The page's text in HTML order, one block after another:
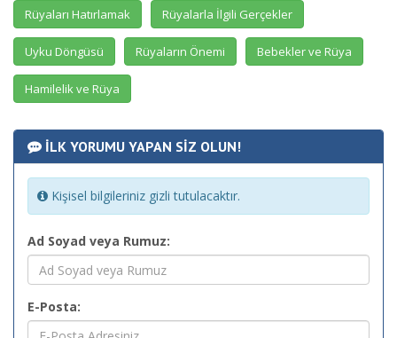
Rüyaları Hatırlamak Rüyalarla İlgili Gerçekler
Uyku Döngüsü Rüyaların Önemi Bebekler ve Rüya
Hamilelik ve Rüya
İLK YORUMU YAPAN SİZ OLUN!
Kişisel bilgileriniz gizli tutulacaktır.
Ad Soyad veya Rumuz:
E-Posta: